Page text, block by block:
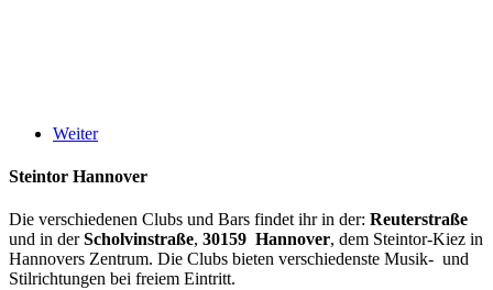
Weiter
Steintor Hannover
Die verschiedenen Clubs und Bars findet ihr in der: Reuterstraße
und in derScholvinstraße, 30159 Hannover, dem Steintor-Kiez in
Hannovers Zentrum. Die Clubs bieten verschiedenste Musik- und
Stilrichtungen bei freiem Eintritt.